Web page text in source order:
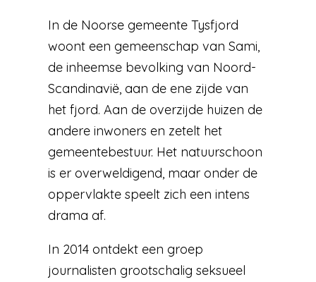
In de Noorse gemeente Tysfjord
woont een gemeenschap van Sami,
de inheemse bevolking van Noord-
Scandinavië, aan de ene zijde van
het fjord. Aan de overzijde huizen de
andere inwoners en zetelt het
gemeentebestuur. Het natuurschoon
is er overweldigend, maar onder de
oppervlakte speelt zich een intens
drama af.
In 2014 ontdekt een groep
journalisten grootschalig seksueel